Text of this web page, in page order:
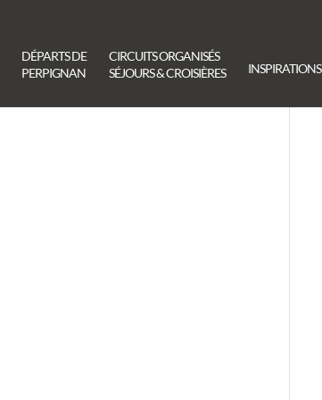
DÉPARTS DE
PERPIGNAN
CIRCUITS ORGANISÉS
SÉJOURS & CROISIÈRES
INSPIRATIONS